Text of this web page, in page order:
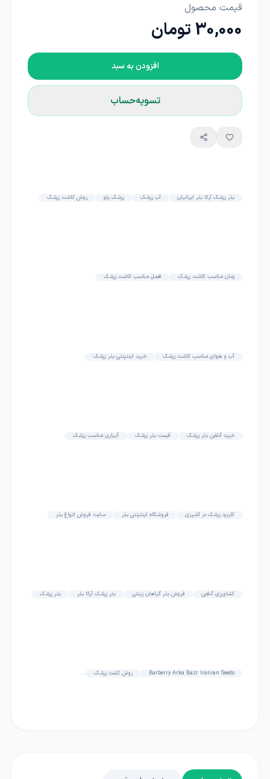
قیمت محصول
30,000 تومان
افزودن به سبد
تسویه‌حساب
بذر زرشک آرکا بذر ایرانیان آب زرشک زرشک پلو روش کاشت زرشک
زمان مناسب کاشت زرشک فصل مناسب کاشت زرشک
آب و هوای مناسب کاشت زرشک خرید اینترنتی بذر زرشک
خرید آنلاین بذر زرشک قیمت بذر زرشک آبیاری مناسب زرشک
کاربرد زرشک در آشپزی فروشگاه اینترنتی بذر سایت فروش انواع بذر
کشاورزی آنلاین فروش بذر گیاهان زینتی بذر زرشک آرکا بذر بذر زرشک
Barberry Arka Bazr Iranian Seeds روش کشت زرشک ...